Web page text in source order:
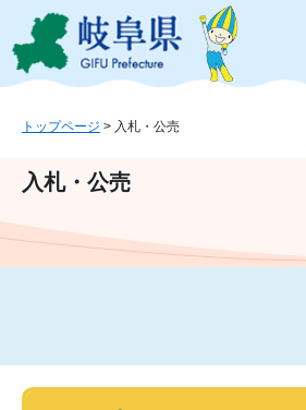
ジ
ュ
文
このページの本文へ
トップページ > 入札・公売
入札・公売